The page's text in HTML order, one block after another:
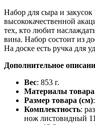
Набор для сыра и
высококачественной
тех, кто любит
вина. Набор состоит из
На доске есть ручка для
Дополнительное
Вес: 853 г.
Материалы товара
Размер товара (см)
Комплектность:
нож листовидный